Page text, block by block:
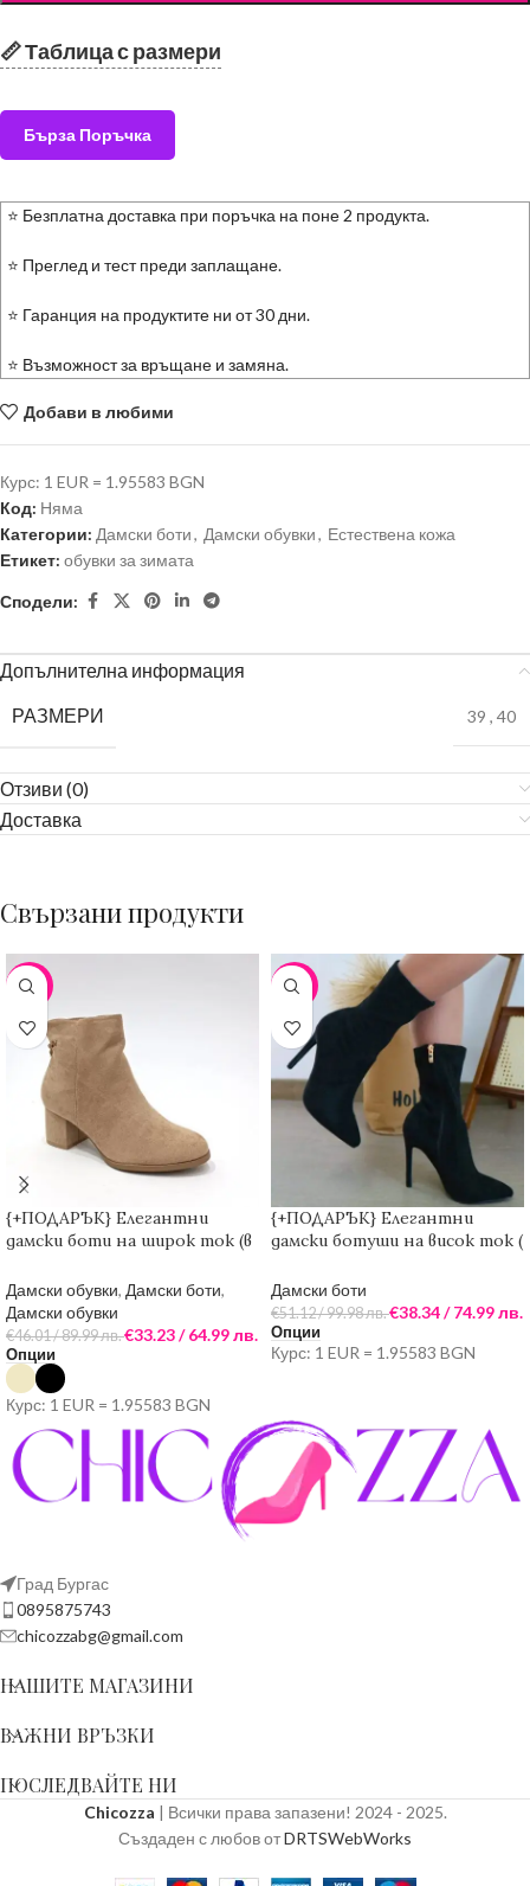
📏 Таблица с размери
Бърза Поръчка
⭐ Безплатна доставка при поръчка на поне 2 продукта.
⭐ Преглед и тест преди заплащане.
⭐ Гаранция на продуктите ни от 30 дни.
⭐ Възможност за връщане и замяна.
Добави в любими
Курс: 1 EUR = 1.95583 BGN
Код: Няма
Категории: Дамски боти, Дамски обувки, Естествена кожа
Етикет: обувки за зимата
Сподели:
Допълнителна информация
РАЗМЕРИ
39 , 40
Отзиви (0)
Доставка
Свързани продукти
-28%
{+ПОДАРЪК} Елегантни
дамски боти на широк ток (в
Дамски обувки, Дамски боти,
Дамски обувки
€46.01/ 89.99 лв.€33.23/ 64.99 лв.
Опции
Курс: 1 EUR = 1.95583 BGN
-25%
{+ПОДАРЪК} Елегантни
дамски ботуши на висок ток (
Дамски боти
€51.12/ 99.98 лв.€38.34/ 74.99 лв.
Опции
Курс: 1 EUR = 1.95583 BGN
Град Бургас
0895875743
chicozzabg@gmail.com
НАШИТЕ МАГАЗИНИ
ВАЖНИ ВРЪЗКИ
ПОСЛЕДВАЙТЕ НИ
Chicozza | Всички права запазени! 2024 - 2025.
Създаден с любов отDRTSWebWorks